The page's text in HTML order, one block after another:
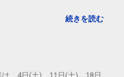
に出られないことがあります
約、お問い合わせは
続きを読む